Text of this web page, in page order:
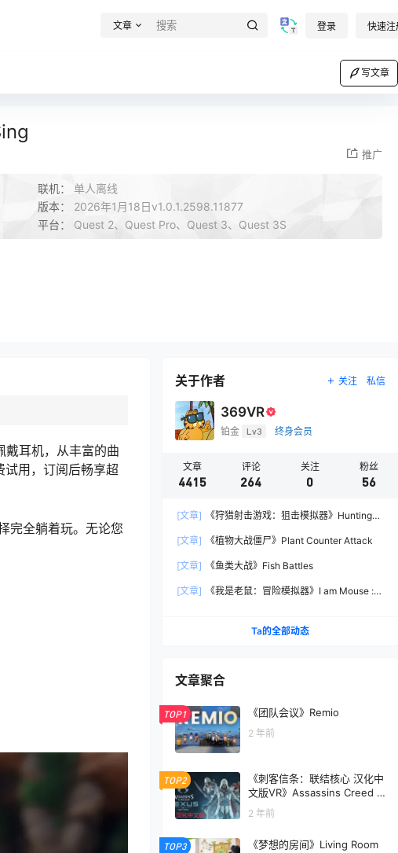
文章 登录 快速注
写文章
推广
联机： 单人离线
版本： 2026年1月18日v1.0.1.2598.11877
平台： Quest 2、Quest Pro、Quest 3、Quest 3S
耳机，从丰富的曲
用，订阅后畅享超
完全躺着玩。无论您
关于作者 关注 私信
369VR
铂金 Lv3 终身会员
文章
4415
评论
264
关注
0
粉丝
56
[文章]
《狩猎射击游戏：狙击模拟器》Hunting
[文章]
《植物大战僵尸》Plant Counter Attack
[文章] 《鱼类大战》Fish Battles
[文章]
《我是老鼠：冒险模拟器》I am Mouse :
Ta的全部动态
文章聚合
TOP1 《团队会议》Remio
2 年前
TOP2
《刺客信条：联结核心 汉化中
文版VR》Assassins Creed N
exus VR
2 年前
TOP3 《梦想的房间》Living Room